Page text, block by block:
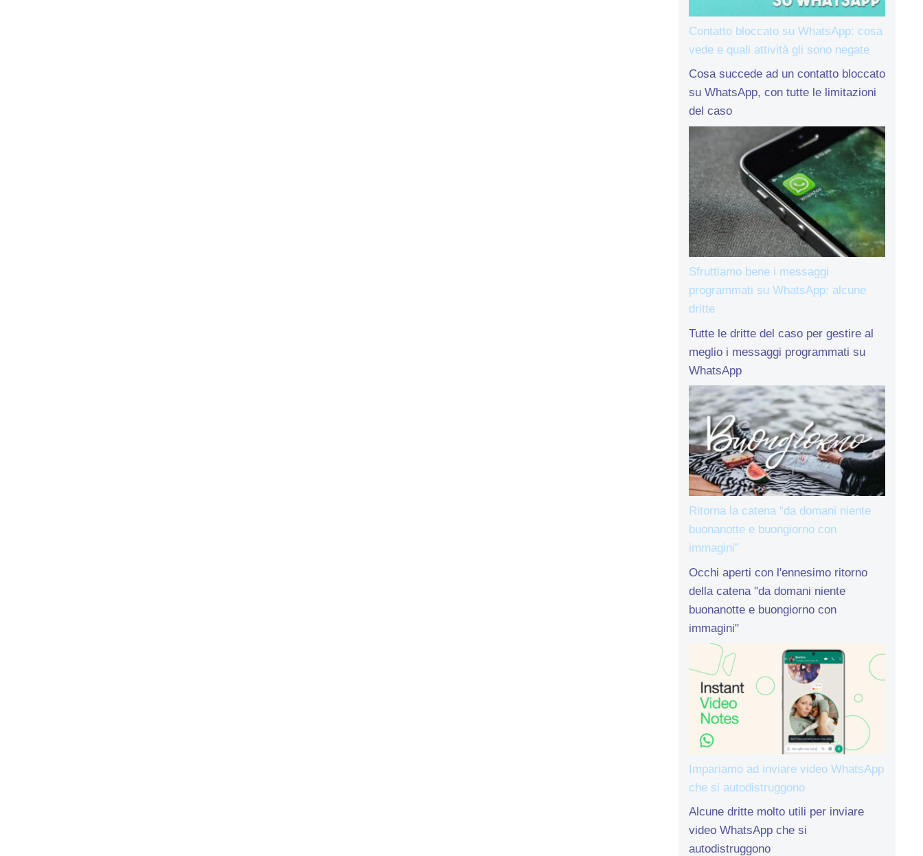
Contatto bloccato su WhatsApp: cosa
vede e quali attività gli sono negate
Cosa succede ad un contatto bloccato
su WhatsApp, con tutte le limitazioni
del caso
Sfruttiamo bene i messaggi
programmati su WhatsApp: alcune
dritte
Tutte le dritte del caso per gestire al
meglio i messaggi programmati su
WhatsApp
Ritorna la catena “da domani niente
buonanotte e buongiorno con
immagini”
Occhi aperti con l'ennesimo ritorno
della catena "da domani niente
buonanotte e buongiorno con
immagini"
Impariamo ad inviare video WhatsApp
che si autodistruggono
Alcune dritte molto utili per inviare
video WhatsApp che si
autodistruggono